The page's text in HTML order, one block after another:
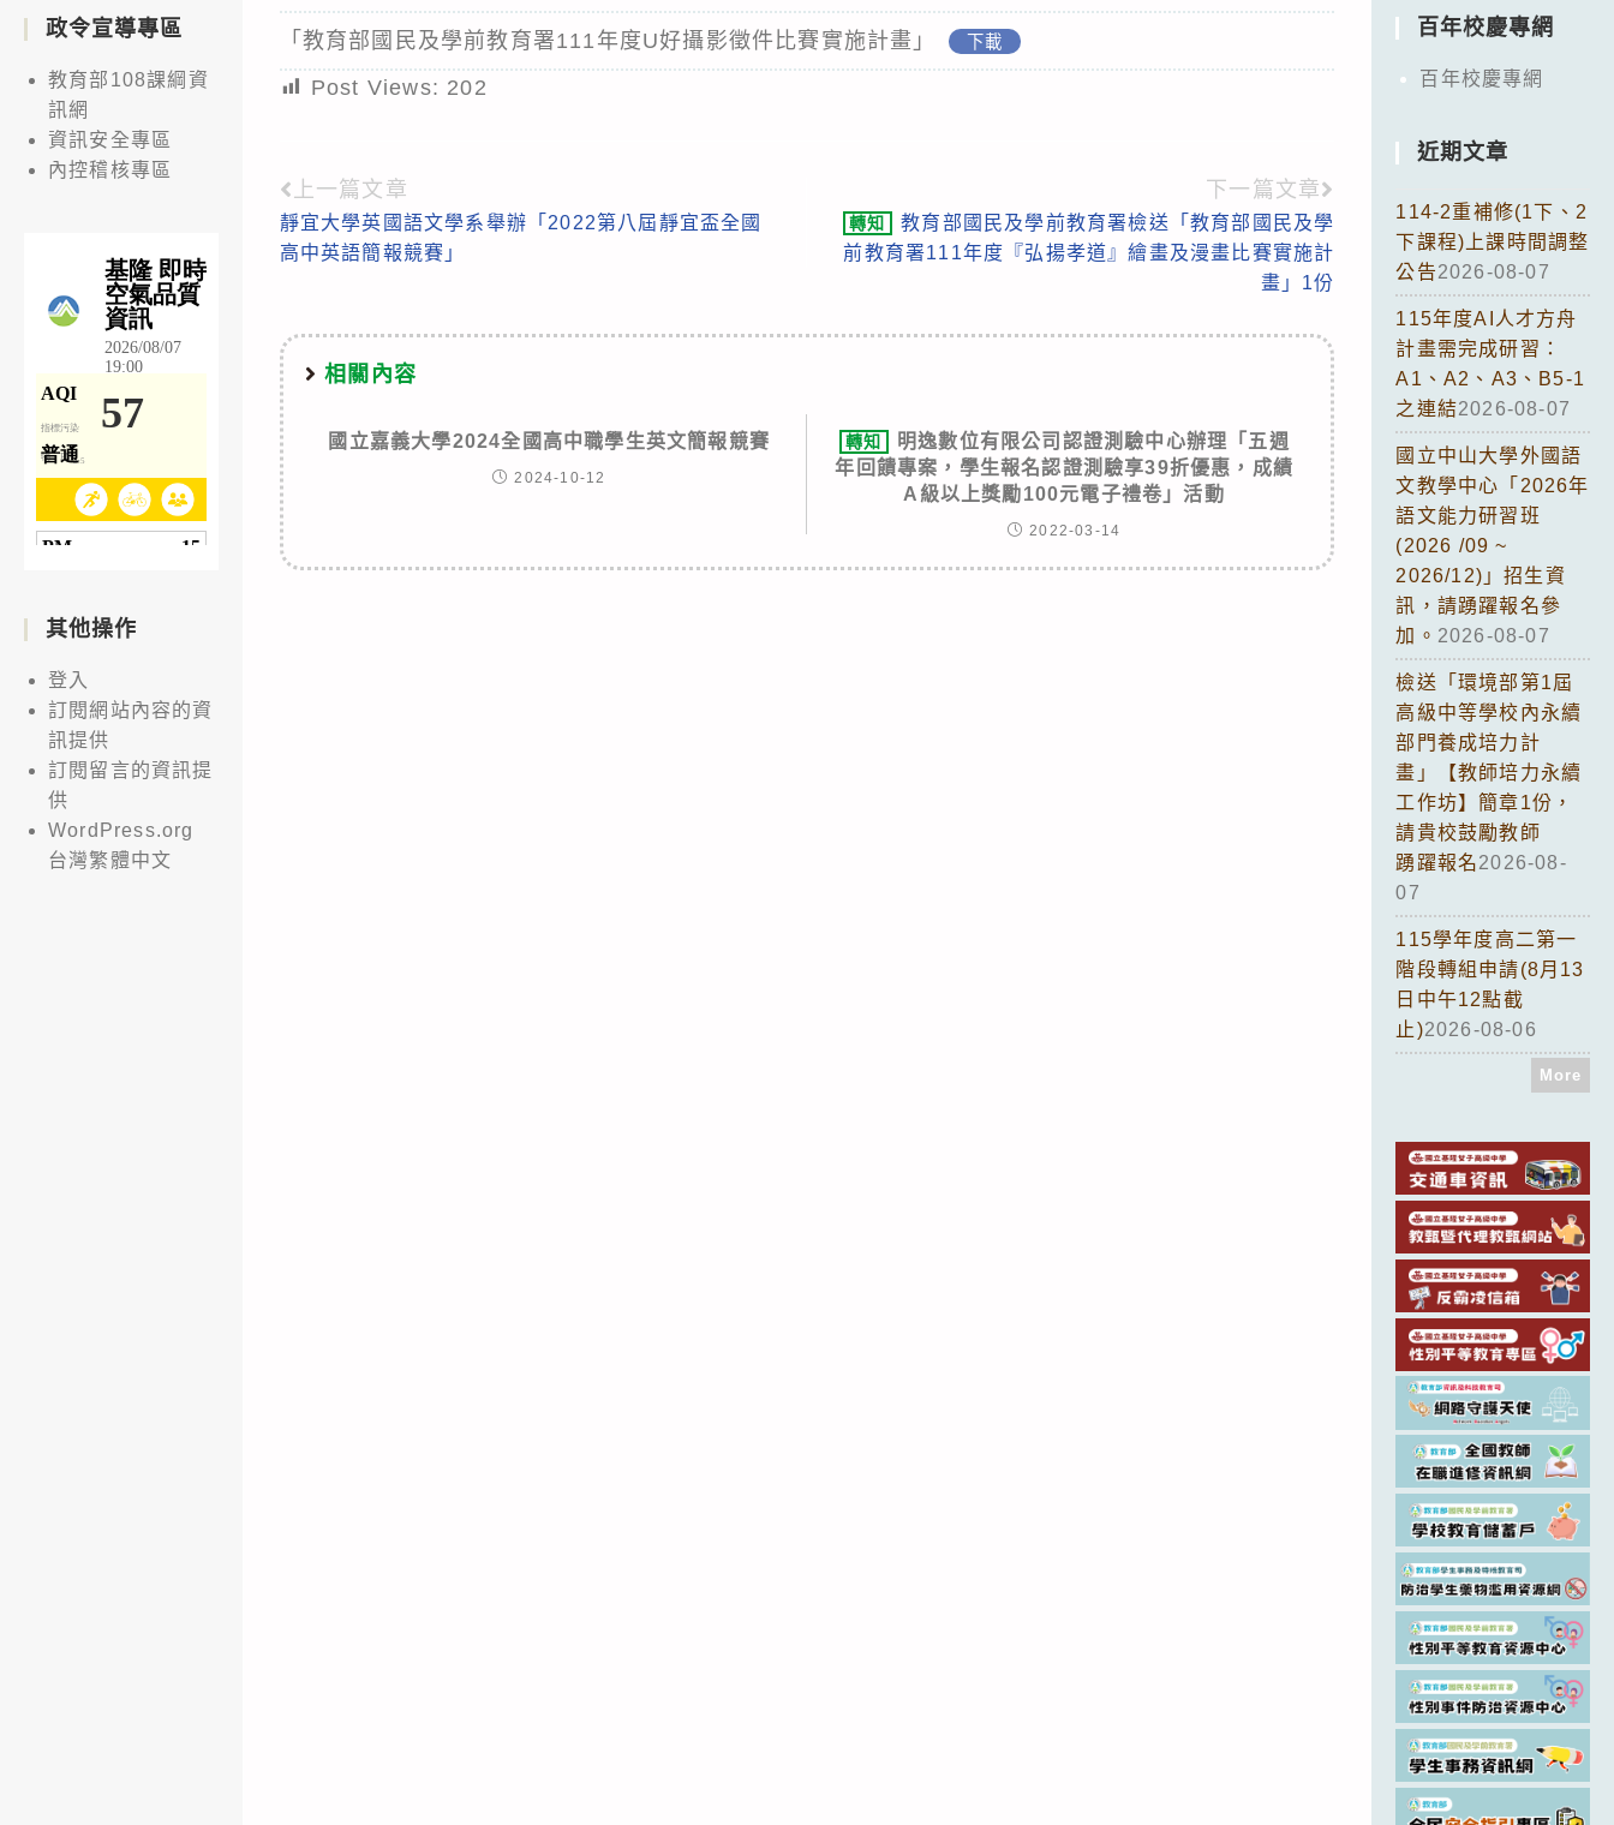
「教育部國民及學前教育署111年度U好攝影徵件比賽實施計畫」 下載
Post Views: 202
Read
more
上一篇文章
靜宜大學英國語文學系舉辦「2022第八屆靜宜盃全國
高中英語簡報競賽」
下一篇文章
轉知
教育部國民及學前教育署檢送「教育部國民及學
前教育署111年度『弘揚孝道』繪畫及漫畫比賽實施計
畫」1份
相關內容
國立嘉義大學2024全國高中職學生英文簡報競賽
2024-10-12
轉知
明逸數位有限公司認證測驗中心辦理「五週
年回饋專案，學生報名認證測驗享39折優惠，成績
A級以上獎勵100元電子禮卷」活動
2022-03-14
政令宣導專區
教育部108課綱資
訊網
資訊安全專區
內控稽核專區
其他操作
登入
訂閱網站內容的資
訊提供
訂閱留言的資訊提
供
WordPress.org
台灣繁體中文
百年校慶專網
百年校慶專網
近期文章
114-2重補修(1下、2
下課程)上課時間調整
公告2026-08-07
115年度AI人才方舟
計畫需完成研習：
A1、A2、A3、B5-1
之連結2026-08-07
國立中山大學外國語
文教學中心「2026年
語文能力研習班
(2026 /09 ~
2026/12)」招生資
訊，請踴躍報名參
加。 2026-08-07
檢送「環境部第1屆
高級中等學校內永續
部門養成培力計
畫」【教師培力永續
工作坊】簡章1份，
請貴校鼓勵教師
踴躍報名2026-08-
07
115學年度高二第一
階段轉組申請(8月13
日中午12點截
止)2026-08-06
More